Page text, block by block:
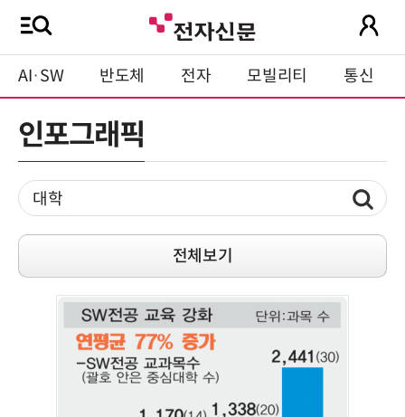
AI·SW 반도체 전자 모빌리티 통신
인포그래픽
전체보기